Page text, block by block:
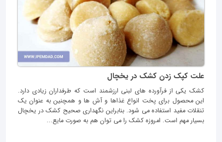
علت کپک زدن کشک در یخچال
کشک یکی از فرآورده های لبنی ارزشمند است که طرفداران زیادی دارد.
این محصول برای پخت انواع غذاها و آش ها و همچنین به عنوان یک
تنقلات مفید استفاده می شود. بنابراین نگهداری صحیح کشک در یخچال
بسیار مهم است. امروزه کشک را می توان هم به صورت مایع...